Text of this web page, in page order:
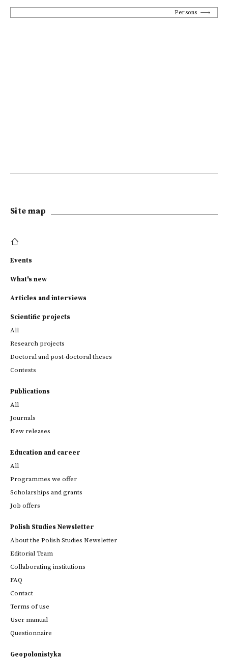
Persons
Site map
Events
What's new
Articles and interviews
Scientific projects
All
Research projects
Doctoral and post-doctoral theses
Contests
Publications
All
Journals
New releases
Education and career
All
Programmes we offer
Scholarships and grants
Job offers
Polish Studies Newsletter
About the Polish Studies Newsletter
Editorial Team
Collaborating institutions
FAQ
Contact
Terms of use
User manual
Questionnaire
Geopolonistyka